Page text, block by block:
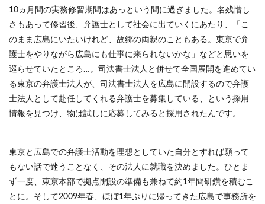
10ヵ月間の実務修習期間はあっという間に過ぎました。名残惜し
さもあって修習後、弁護士として社会に出ていくにあたり、「こ
のまま広島にいたいけれど、故郷の両親のこともある。東京で弁
護士をやりながら広島にも仕事に来られないかな」などと思いを
巡らせていたところ…。司法書士法人と併せて全国展開を進めてい
る東京の弁護士法人が、司法書士法人を広島に開設するので弁護
士法人として赴任してくれる弁護士を募集している、という採用
情報を見つけ、物は試しに応募してみると採用されたんです。
東京と広島での弁護士活動を理想としていた自分とすれば願って
もない話で迷うことなく、その法人に就職を決めました。ひとま
ず一度、東京本部で拠点開設の準備も兼ねて約1年間研鑽を積むこ
とに。そして2009年春、ほぼ1年ぶりに帰ってきた広島で事務所を